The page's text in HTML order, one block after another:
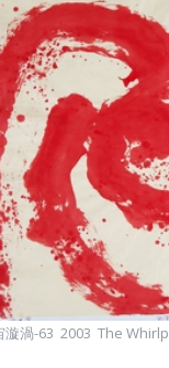
漩渦-63 2003 The